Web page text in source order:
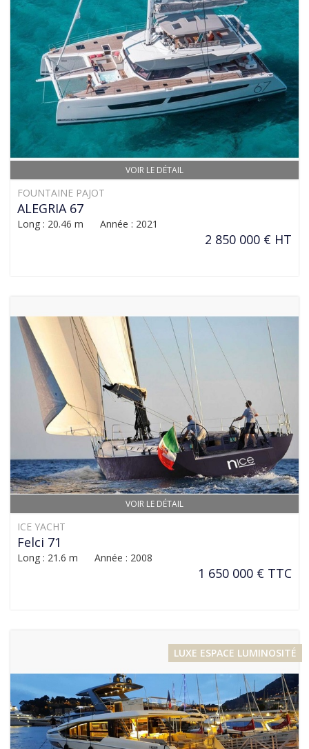
VOIR LE DÉTAIL
FOUNTAINE PAJOT
ALEGRIA 67
Long : 20.46 m Année : 2021
2 850 000 € HT
VOIR LE DÉTAIL
ICE YACHT
Felci 71
Long : 21.6 m Année : 2008
1 650 000 € TTC
LUXE ESPACE LUMINOSITÉ